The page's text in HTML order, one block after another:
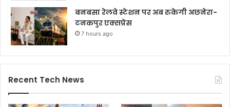
बनबसा रेलवे स्टेशन पर अब रुकेगी अछनेरा-
टनकपुर एक्सप्रेस
7 hours ago
Recent Tech News